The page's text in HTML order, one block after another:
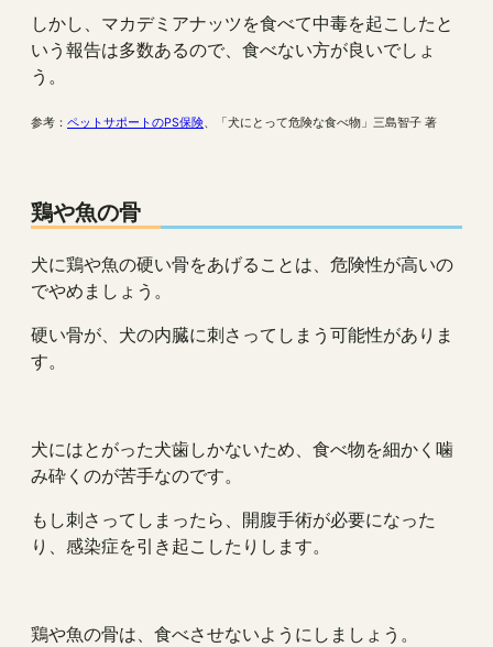
しかし、マカデミアナッツを食べて中毒を起こしたと
いう報告は多数あるので、食べない方が良いでしょ
う。
参考： ペットサポートのPS保険、「犬にとって危険な食べ物」三島智子 著
鶏や魚の骨
犬に鶏や魚の硬い骨をあげることは、危険性が高いの
でやめましょう。
硬い骨が、犬の内臓に刺さってしまう可能性がありま
す。
犬にはとがった犬歯しかないため、食べ物を細かく噛
み砕くのが苦手なのです。
もし刺さってしまったら、開腹手術が必要になった
り、感染症を引き起こしたりします。
鶏や魚の骨は、食べさせないようにしましょう。